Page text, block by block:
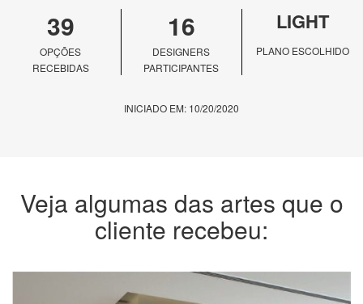
39
OPÇÕES
RECEBIDAS
16
DESIGNERS
PARTICIPANTES
LIGHT
PLANO ESCOLHIDO
INICIADO EM: 10/20/2020
Veja algumas das artes que o
cliente recebeu: